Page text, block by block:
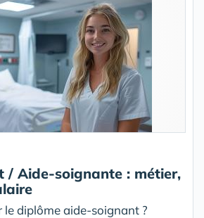
/ Aide-soignante : métier,
le diplôme aide-soignant ?